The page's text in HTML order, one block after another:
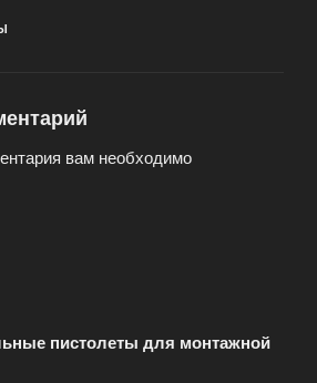
вам необходимо
пистолеты для монтажной